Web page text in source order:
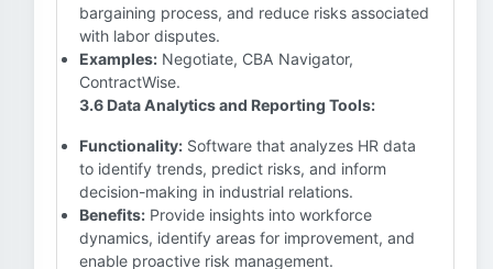
bargaining process, and reduce risks associated
with labor disputes.
Examples: Negotiate, CBA Navigator,
ContractWise.
3.6 Data Analytics and Reporting Tools:
Functionality: Software that analyzes HR data
to identify trends, predict risks, and inform
decision-making in industrial relations.
Benefits: Provide insights into workforce
dynamics, identify areas for improvement, and
enable proactive risk management.